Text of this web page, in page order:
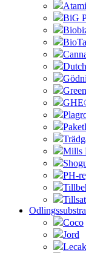
Atami
BiG
Mills
PH-
Coco
Jord